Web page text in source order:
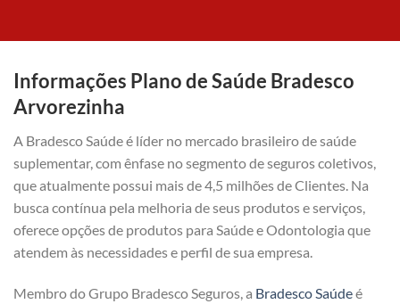
Informações Plano de Saúde Bradesco
Arvorezinha
A Bradesco Saúde é líder no mercado brasileiro de saúde
suplementar, com ênfase no segmento de seguros coletivos,
que atualmente possui mais de 4,5 milhões de Clientes. Na
busca contínua pela melhoria de seus produtos e serviços,
oferece opções de produtos para Saúde e Odontologia que
atendem às necessidades e perfil de sua empresa.
Membro do Grupo Bradesco Seguros, a Bradesco Saúdeé